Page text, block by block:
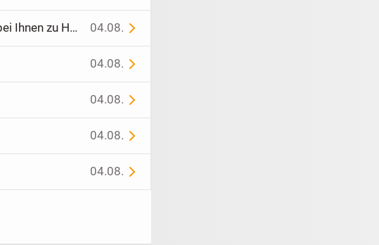
Massage nach Maß in Region Lörrach & Basel – bequem bei Ihnen zu Hause oder in ruhigem Ambiente bei mir 04.08.
04.08.
04.08.
04.08.
04.08.